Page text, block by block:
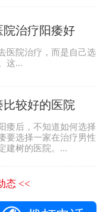
院治疗阳痿好
医院治疗，而是自己选
这...
比较好的医院
痿后，不知道如何选择
要选择一家在治疗男性
建树的医院。...
态 <<